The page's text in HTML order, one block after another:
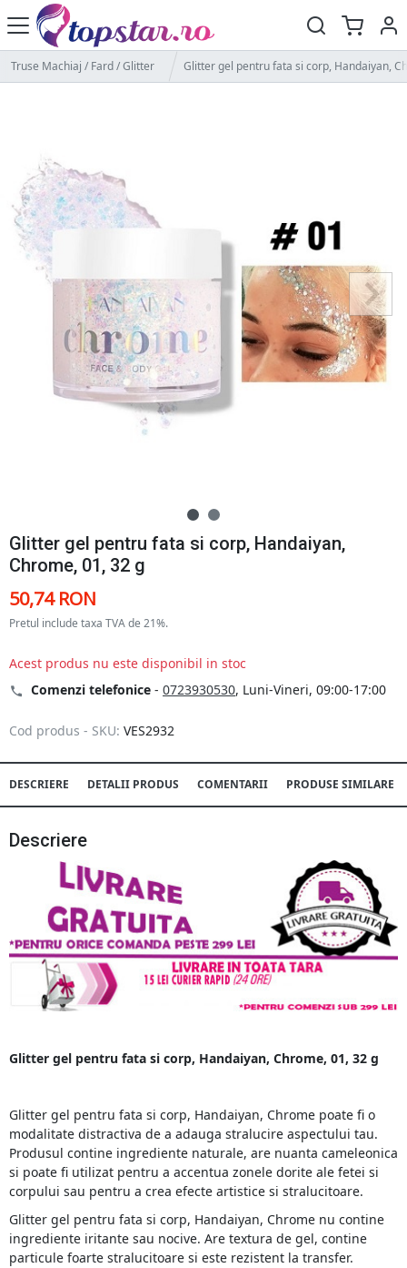
Truse Machiaj / Fard / Glitter Glitter gel pentru fata si corp, Handaiyan,
Glitter gel pentru fata si corp, Handaiyan,
Chrome, 01, 32 g
50,74 RON
Pretul include taxa TVA de 21%.
Acest produs nu este disponibil in stoc
Comenzi telefonice - 0723930530, Luni-Vineri, 09:00-17:00
Cod produs - SKU: VES2932
DESCRIERE DETALII PRODUS COMENTARII PRODUSE SIMILARE
Descriere
Glitter gel pentru fata si corp, Handaiyan, Chrome, 01, 32 g
Glitter gel pentru fata si corp, Handaiyan, Chrome poate fi o
modalitate distractiva de a adauga stralucire aspectului tau.
Produsul contine ingrediente naturale, are nuanta cameleonica
si poate fi utilizat pentru a accentua zonele dorite ale fetei si
corpului sau pentru a crea efecte artistice si stralucitoare.
Glitter gel pentru fata si corp, Handaiyan, Chrome nu contine
ingrediente iritante sau nocive. Are textura de gel, contine
particule foarte stralucitoare si este rezistent la transfer.